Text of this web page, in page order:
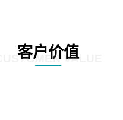
客户价值
CUSTOMER VALUE